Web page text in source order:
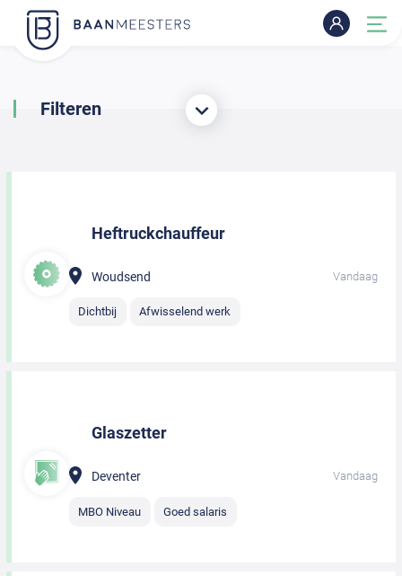
Filteren
Heftruckchauffeur
Woudsend Vandaag
Dichtbij Afwisselend werk
Glaszetter
Deventer Vandaag
MBO Niveau Goed salaris